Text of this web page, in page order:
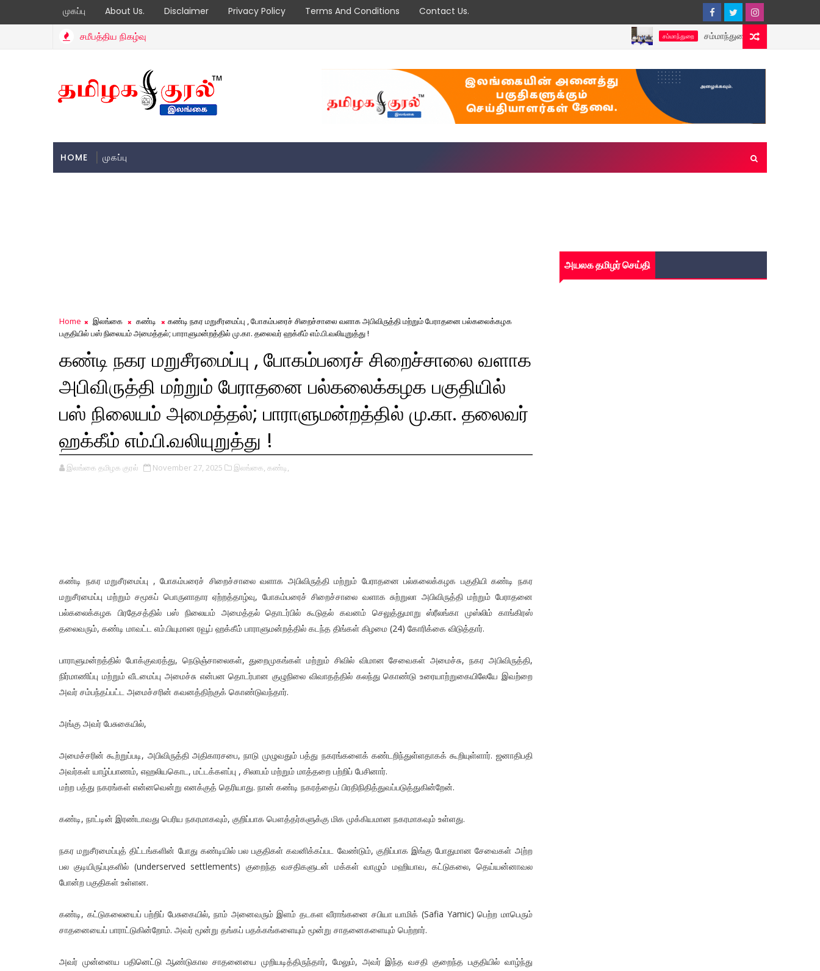
முகப்பு About Us. Disclaimer Privacy Policy Terms And Conditions Contact Us.
சமீபத்திய நிகழ்வு சம்மாந்துறை சம்மாந்துறை பிரதேச ஒருங்கிணைப்புக்
HOME முகப்பு
Home இலங்கை கண்டி
கண்டி நகர மறுசீரமைப்பு , போகம்பரைச் சிறைச்சாலை வளாக அபிவிருத்தி மற்றும் பேராதனை பல்கலைக்கழக
பகுதியில் பஸ் நிலையம் அமைத்தல்; பாராளுமன்றத்தில் மு.கா. தலைவர் ஹக்கீம் எம்.பி.வலியுறுத்து !
கண்டி நகர மறுசீரமைப்பு , போகம்பரைச் சிறைச்சாலை வளாக
அபிவிருத்தி மற்றும் பேராதனை பல்கலைக்கழக பகுதியில்
பஸ் நிலையம் அமைத்தல்; பாராளுமன்றத்தில் மு.கா. தலைவர்
ஹக்கீம் எம்.பி.வலியுறுத்து !
இலங்கை தமிழக குரல் November 27, 2025 இலங்கை, கண்டி,
கண்டி நகர மறுசீரமைப்பு , போகம்பரைச் சிறைச்சாலை வளாக அபிவிருத்தி மற்றும் பேராதனை பல்கலைக்கழக பகுதியி கண்டி நகர
மறுசீரமைப்பு மற்றும் சமூகப் பொருளாதார ஏற்றத்தாழ்வு, போகம்பரைச் சிறைச்சாலை வளாக சுற்றுலா அபிவிருத்தி மற்றும் பேராதனை
பல்கலைக்கழக பிரதேசத்தில் பஸ் நிலையம் அமைத்தல் தொடர்பில் கூடுதல் கவனம் செலுத்துமாறு ஸ்ரீலங்கா முஸ்லிம் காங்கிரஸ்
தலைவரும், கண்டி மாவட்ட எம்.பியுமான ரவூப் ஹக்கீம் பாராளுமன்றத்தில் கடந்த திங்கள் கிழமை (24) கோரிக்கை விடுத்தார்.
பாராளுமன்றத்தில் போக்குவரத்து, நெடுஞ்சாலைகள், துறைமுகங்கள் மற்றும் சிவில் விமான சேவைகள் அமைச்சு, நகர அபிவிருத்தி,
நிர்மாணிப்பு மற்றும் வீடமைப்பு அமைச்சு என்பன தொடர்பான குழுநிலை விவாதத்தில் கலந்து கொண்டு உரையாற்றுகையிலேயே இவற்றை
அவர் சம்பந்தப்பட்ட அமைச்சரின் கவனத்திற்குக் கொண்டுவந்தார்.
அங்கு அவர் பேசுகையில்,
அமைச்சரின் கூற்றுப்படி, அபிவிருத்தி அதிகாரசபை, நாடு முழுவதும் பத்து நகரங்களைக் கண்டறிந்துள்ளதாகக் கூறியுள்ளார். ஜனாதிபதி
அவர்கள் யாழ்ப்பாணம், எஹலியகொட, மட்டக்களப்பு , சிலாபம் மற்றும் மாத்தறை பற்றிப் பேசினார்.
மற்ற பத்து நகரங்கள் என்னவென்று எனக்குத் தெரியாது. நான் கண்டி நகரத்தைப் பிரதிநிதித்துவப்படுத்துகின்றேன்.
கண்டி, நாட்டின் இரண்டாவது பெரிய நகரமாகவும், குறிப்பாக பௌத்தர்களுக்கு மிக முக்கியமான நகரமாகவும் உள்ளது.
நகர மறுசீரமைப்புத் திட்டங்களின் போது கண்டியில் பல பகுதிகள் கவனிக்கப்பட வேண்டும், குறிப்பாக இங்கு போதுமான சேவைகள் அற்ற
பல குடியிருப்புகளில் (underserved settlements) குறைந்த வசதிகளுடன் மக்கள் வாழும் மஹியாவ, கட்டுகலை, தெய்யன்னாவல
போன்ற பகுதிகள் உள்ளன.
கண்டி, கட்டுகலையைப் பற்றிப் பேசுகையில், நாம் அனைவரும் இளம் தடகள வீராங்கனை சபியா யாமிக் (Safia Yamic) பெற்ற மாபெரும்
சாதனையைப் பாராட்டுகின்றோம். அவர் மூன்று தங்கப் பதக்கங்களையும் மூன்று சாதனைகளையும் பெற்றார்.
அவர் முன்னைய பதினெட்டு ஆண்டுகால சாதனையை முறியடித்திருந்தார், மேலும், அவர் இந்த வசதி குறைந்த பகுதியில் வாழ்ந்து
அயலக தமிழர் செய்தி